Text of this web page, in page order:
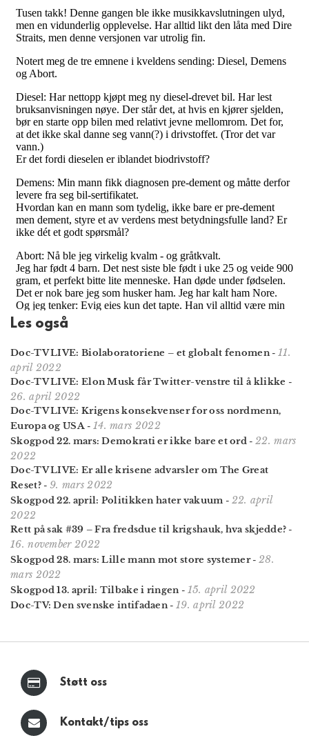
Les også
Doc-TV LIVE: Biolaboratoriene – et globalt fenomen - 11.
april 2022
Doc-TV LIVE: Elon Musk får Twitter-venstre til å klikke -
26. april 2022
Doc-TV LIVE: Krigens konsekvenser for oss nordmenn,
Europa og USA - 14. mars 2022
Skogpod 22. mars: Demokrati er ikke bare et ord - 22. mars
2022
Doc-TV LIVE: Er alle krisene advarsler om The Great
Reset?- 9. mars 2022
Skogpod 22. april: Politikken hater vakuum - 22. april
2022
Rett på sak #39 – Fra fredsdue til krigshauk, hva skjedde? -
16. november 2022
Skogpod 28. mars: Lille mann mot store systemer- 28.
mars 2022
Skogpod 13. april: Tilbake i ringen - 15. april 2022
Doc-TV: Den svenske intifadaen - 19. april 2022
Støtt oss
Kontakt/tips oss